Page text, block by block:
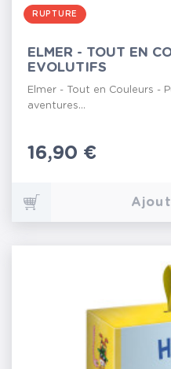
RUPTURE
ELMER - TOUT EN
EVOLUTIFS
Elmer - Tout en Couleurs -
aventures...
Prix
16,90 €